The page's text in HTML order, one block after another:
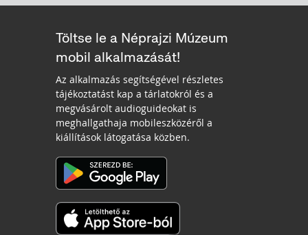
Töltse le a Néprajzi Múzeum
mobil alkalmazását!
Az alkalmazás segítségével részletes
tájékoztatást kap a tárlatokról és a
megvásárolt audioguideokat is
meghallgathaja mobileszközéről a
kiállítások látogatása közben.